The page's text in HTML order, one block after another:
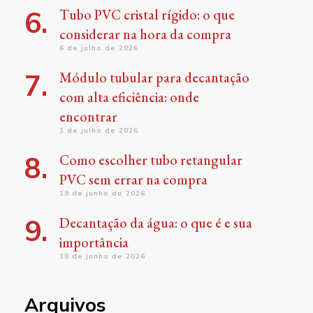
Tubo PVC cristal rígido: o que
considerar na hora da compra
6 de julho de 2026
Módulo tubular para decantação
com alta eficiência: onde
encontrar
1 de julho de 2026
Como escolher tubo retangular
PVC sem errar na compra
19 de junho de 2026
Decantação da água: o que é e sua
importância
18 de junho de 2026
Arquivos